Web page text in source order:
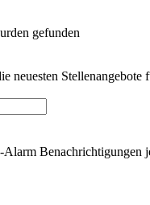
gefunden
neuesten Stellenangebote
Alarm Benachrichtigungen